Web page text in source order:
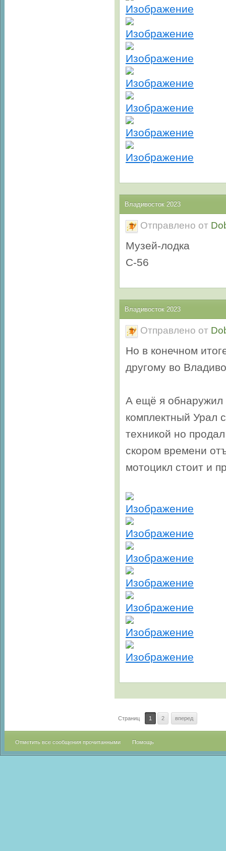
Владивосток 2023
Отправлено от
Музей-лодка
С-56
Владивосток 2023
Отправлено от
Но в конечном
другому во
А ещё я обнаружил
комплектный Урал
техникой но
скором времени
мотоцикл стоит и
Страниц 1 2 вперед
Отметить все сообщения прочитанными Помощь